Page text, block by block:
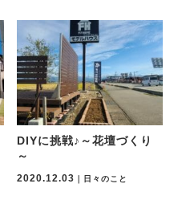
DIYに挑戦♪～花壇づくり
～
2020.12.03 ｜日々のこと